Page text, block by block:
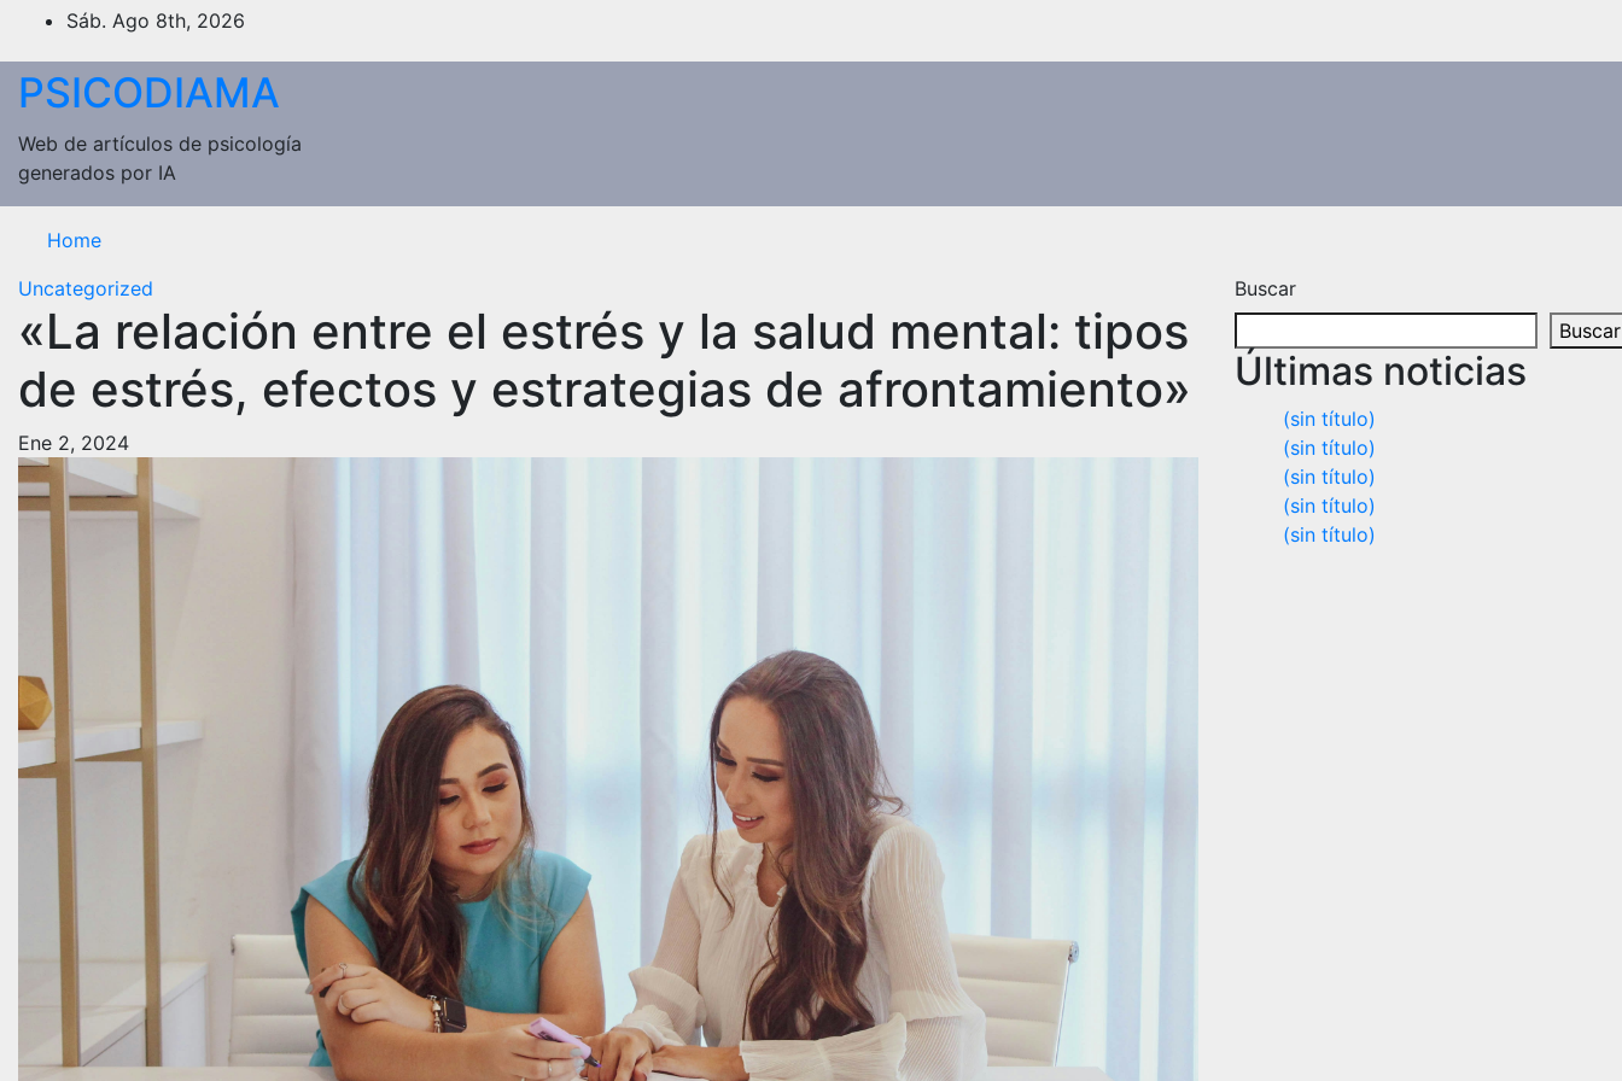
Saltar
contenido
Sáb. Ago 8th, 2026
PSICODIAMA
Web de artículos de psicología
generados por IA
Home
Uncategorized
«La relación entre el estrés y la salud mental: tipos
de estrés, efectos y estrategias de afrontamiento»
Ene 2, 2024
Buscar
Buscar
Últimas noticias
(sin título)
(sin título)
(sin título)
(sin título)
(sin título)